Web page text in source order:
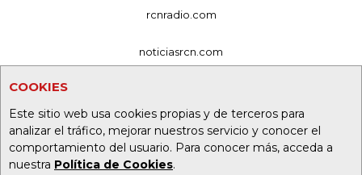
COOKIES
Este sitio web usa cookies propias y de terceros para
analizar el tráfico, mejorar nuestros servicio y conocer el
comportamiento del usuario. Para conocer más, acceda a
nuestra Política de Cookies.
rcnradio.com
noticiasrcn.com
alerta.com.co
deportesrcn.com